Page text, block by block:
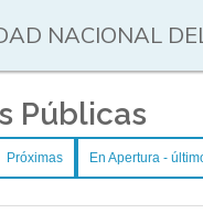
NACIONAL
Públicas
Próximas En Apertura -